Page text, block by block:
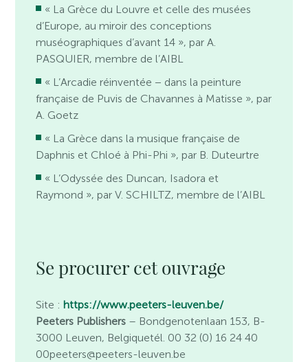
« La Grèce du Louvre et celle des musées
d’Europe, au miroir des conceptions
muséographiques d’avant 14 », par A.
PASQUIER, membre de l’AIBL
« L’Arcadie réinventée − dans la peinture
française de Puvis de Chavannes à Matisse », par
A. Goetz
« La Grèce dans la musique française de
Daphnis et Chloé à Phi-Phi », par B. Duteurtre
« L’Odyssée des Duncan, Isadora et
Raymond », par V. SCHILTZ, membre de l’AIBL
Se procurer cet ouvrage
Site : https://www.peeters-leuven.be/
Peeters Publishers – Bondgenotenlaan 153, B-
3000 Leuven, Belgiquetél. 00 32 (0) 16 24 40
00peeters@peeters-leuven.be